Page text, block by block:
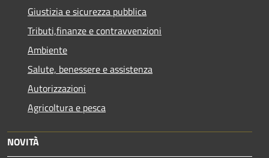
Giustizia e sicurezza pubblica
Tributi,finanze e contravvenzioni
Ambiente
Salute, benessere e assistenza
Autorizzazioni
Agricoltura e pesca
NOVITÀ